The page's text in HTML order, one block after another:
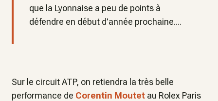
que la Lyonnaise a peu de points à
défendre en début d'année prochaine....
Sur le circuit ATP, on retiendra la très belle
performance de Corentin Moutet au Rolex Paris